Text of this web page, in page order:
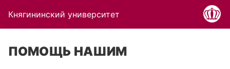
Княгининский университет
ПОМОЩЬ НАШИМ